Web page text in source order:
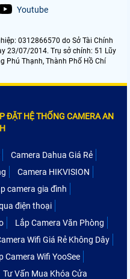
Youtube
0312866570 do Sở Tài Chính
23/07/2014. Trụ sở chính: 51 Lũy
Phú Thạnh, Thành Phố Hồ Chí
ĐẶT HỆ THỐNG CAMERA AN
Camera Dahua Giá Rẻ
Camera HIKVISION
camera gia đình
điện thoại
Lắp Camera Văn Phòng
Wifi Giá Rẻ Không Dây
Camera Wifi YooSee
Tư Vấn Mua Khóa Cửa